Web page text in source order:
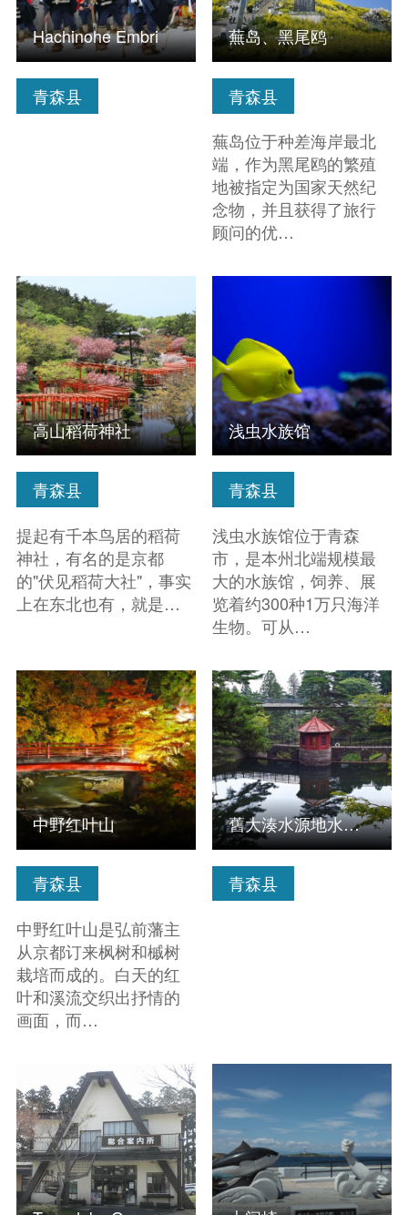
青森县
Hachinohe Embri
青森县
蕪岛位于种差海岸最北
端，作为黑尾鸥的繁殖
地被指定为国家天然纪
念物，并且获得了旅行
顾问的优…
蕪岛、黑尾鸥
青森县
提起有千本鸟居的稻荷
神社，有名的是京都
的"伏见稻荷大社"，事实
上在东北也有，就是…
查看信息
高山稻荷神社
青森县
浅虫水族馆位于青森
市，是本州北端规模最
大的水族馆，饲养、展
览着约300种1万只海洋
生物。可从…
浅虫水族馆
青森县
中野红叶山是弘前藩主
从京都订来枫树和槭树
栽培而成的。白天的红
叶和溪流交织出抒情的
画面，而…
查看信息
中野红叶山
青森县
查看信息
舊大湊水源地水道設施（水源池公園內）
查看信息